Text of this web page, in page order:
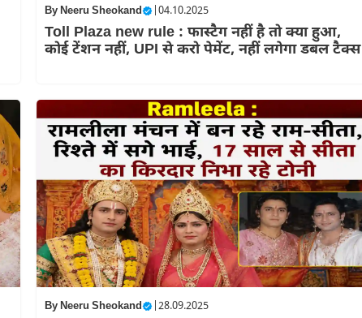
ByNeeru Sheokand |04.10.2025
Toll Plaza new rule : फास्टैग नहीं है तो क्या हुआ,
कोई टेंशन नहीं, UPI से करो पेमेंट, नहीं लगेगा डबल टैक्स
ByNeeru Sheokand |28.09.2025